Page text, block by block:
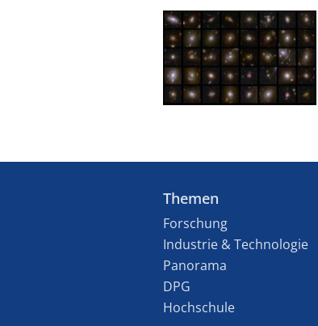
Themen
Forschung
Industrie & Technologie
Panorama
DPG
Hochschule